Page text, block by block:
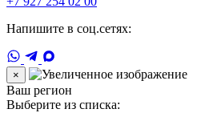
Напишите в соц.сетях:
×
Ваш регион
Выберите из списка: